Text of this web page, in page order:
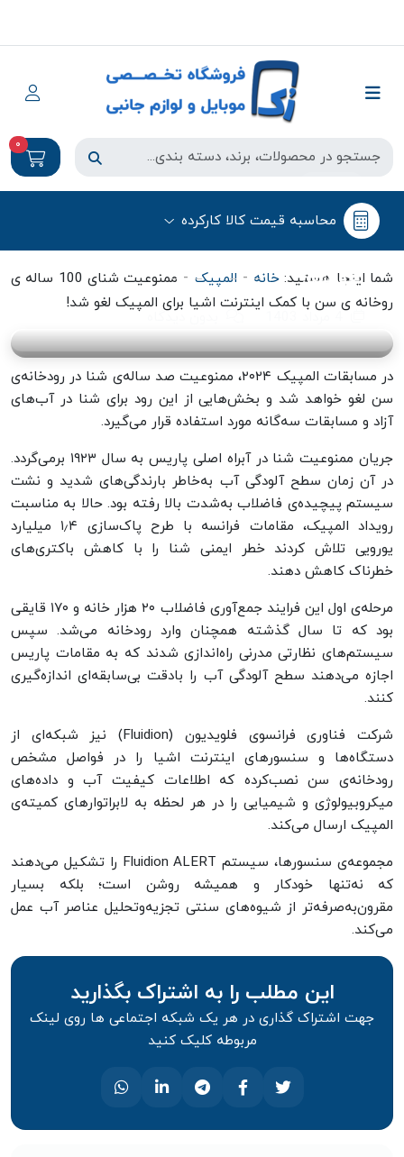
0
محاسبه قیمت کالا کارکرده
شما اینجا هستید: خانه - المپیک -
ممنوعیت شنای 100 ساله ی
روخانه ی سن با کمک اینترنت اشیا برای المپیک لغو شد!
ممنوعیت شنای 100 ساله ی روخانه ی
سن با کمک اینترنت اشیا برای المپیک
لغو شد!
بدون دیدگاه
در مسابقات المپیک ۲۰۲۴، ممنوعیت صد ساله‌ی شنا در رودخانه‌ی
سن لغو خواهد شد و بخش‌هایی از این رود برای شنا در آب‌های
آزاد و مسابقات سه‌گانه مورد استفاده قرار می‌گیرد.
جریان ممنوعیت شنا در آبراه اصلی پاریس به سال ۱۹۲۳ برمی‌گردد.
در آن زمان سطح آلودگی آب به‌خاطر بارندگی‌های شدید و نشت
سیستم پیچیده‌ی فاضلاب به‌شدت بالا رفته بود. حالا به مناسبت
رویداد المپیک، مقامات فرانسه با طرح پاک‌سازی ۱٫۴ میلیارد
یورویی تلاش کردند خطر ایمنی شنا را با کاهش باکتری‌های
خطرناک کاهش دهند.
مرحله‌ی اول این فرایند جمع‌آوری فاضلاب ۲۰ هزار خانه و ۱۷۰ قایقی
بود که تا سال گذشته همچنان وارد رودخانه می‌شد. سپس
سیستم‌های نظارتی مدرنی راه‌اندازی شدند که به مقامات پاریس
اجازه می‌دهند سطح آلودگی آب را بادقت بی‌سابقه‌ای اندازه‌گیری
کنند.
شرکت فناوری فرانسوی فلویدیون (Fluidion) نیز شبکه‌ای از
دستگاه‌ها و سنسورهای اینترنت اشیا را در فواصل مشخص
رودخانه‌ی سن نصب‌کرده که اطلاعات کیفیت آب و داده‌های
میکروبیولوژی و شیمیایی را در هر لحظه به لابراتوارهای کمیته‌ی
المپیک ارسال می‌کند.
مجموعه‌ی سنسورها، سیستم Fluidion ALERT را تشکیل می‌دهند
که نه‌تنها خودکار و همیشه روشن است؛ بلکه بسیار
مقرون‌به‌صرفه‌تر از شیوه‌های سنتی تجزیه‌وتحلیل عناصر آب عمل
می‌کند.
این مطلب را به اشتراک بگذارید
جهت اشتراک گذاری در هر یک شبکه اجتماعی ها روی لینک
مربوطه کلیک کنید